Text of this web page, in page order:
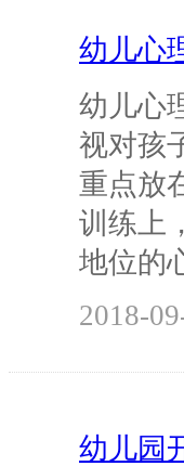
幼儿心
幼儿心
视对孩
重点放
训练上
地位的
2018-
幼儿园